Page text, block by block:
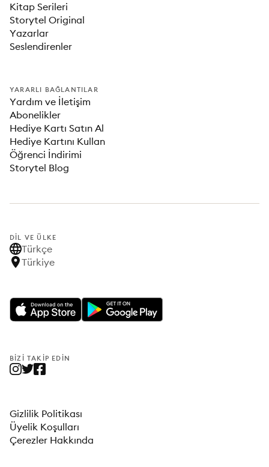
Kitap Serileri
Storytel Original
Yazarlar
Seslendirenler
YARARLI BAĞLANTILAR
Yardım ve İletişim
Abonelikler
Hediye Kartı Satın Al
Hediye Kartını Kullan
Öğrenci İndirimi
Storytel Blog
DIL VE ÜLKE
Türkçe
Türkiye
BIZI TAKIP EDIN
Gizlilik Politikası
Üyelik Koşulları
Çerezler Hakkında